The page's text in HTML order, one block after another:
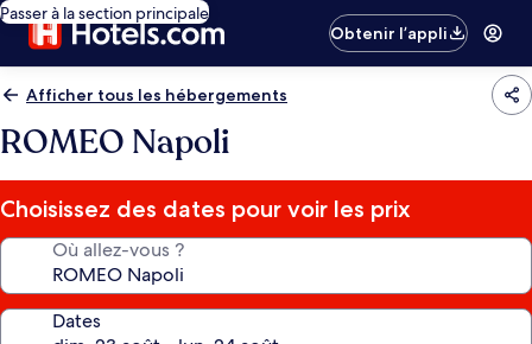
Passer à la section principale
Obtenir l’appli
Afficher tous les hébergements
ROMEO Napoli
Choisissez des dates pour voir les prix
Où allez-vous ?
Dates